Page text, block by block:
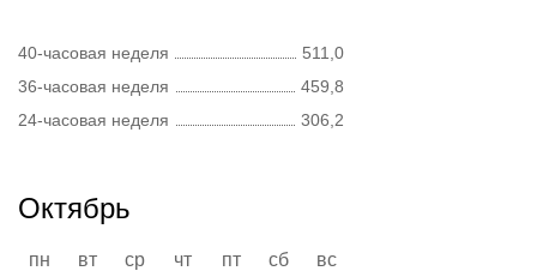
40-часовая неделя
511,0
36-часовая неделя
459,8
24-часовая неделя
306,2
Октябрь
пн вт ср чт пт сб
вс